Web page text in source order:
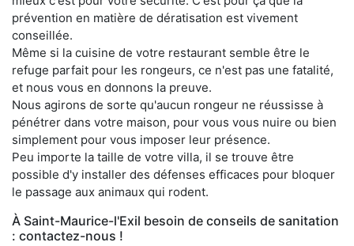
prévention en matière de dératisation est vivement
conseillée.
Même si la cuisine de votre restaurant semble être le
refuge parfait pour les rongeurs, ce n'est pas une fatalité,
et nous vous en donnons la preuve.
Nous agirons de sorte qu'aucun rongeur ne réussisse à
pénétrer dans votre maison, pour vous vous nuire ou bien
simplement pour vous imposer leur présence.
Peu importe la taille de votre villa, il se trouve être
possible d'y installer des défenses efficaces pour bloquer
le passage aux animaux qui rodent.
À Saint-Maurice-l'Exil besoin de conseils de sanitation
: contactez-nous !